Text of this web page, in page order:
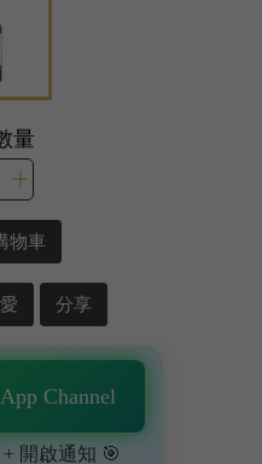
量
物車
分享
Channel
開啟通知 🎯